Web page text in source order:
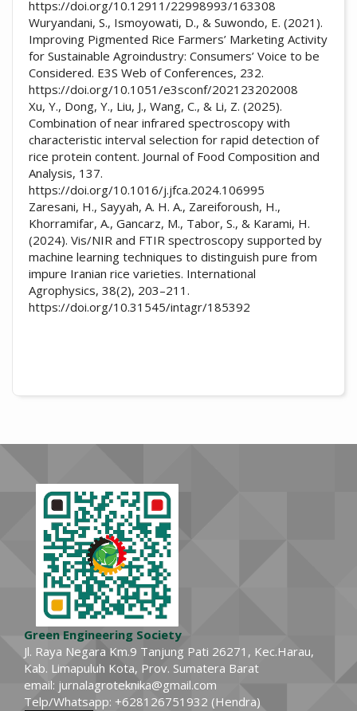
https://doi.org/10.12911/22998993/163308
Wuryandani, S., Ismoyowati, D., & Suwondo, E. (2021).
Improving Pigmented Rice Farmers’ Marketing Activity
for Sustainable Agroindustry: Consumers’ Voice to be
Considered. E3S Web of Conferences, 232.
https://doi.org/10.1051/e3sconf/202123202008
Xu, Y., Dong, Y., Liu, J., Wang, C., & Li, Z. (2025).
Combination of near infrared spectroscopy with
characteristic interval selection for rapid detection of
rice protein content. Journal of Food Composition and
Analysis, 137.
https://doi.org/10.1016/j.jfca.2024.106995
Zaresani, H., Sayyah, A. H. A., Zareiforoush, H.,
Khorramifar, A., Gancarz, M., Tabor, S., & Karami, H.
(2024). Vis/NIR and FTIR spectroscopy supported by
machine learning techniques to distinguish pure from
impure Iranian rice varieties. International
Agrophysics, 38(2), 203–211.
https://doi.org/10.31545/intagr/185392
Green Engineering Society
Jl. Raya Negara Km.9 Tanjung Pati 26271, Kec.Harau,
Kab. Limapuluh Kota, Prov. Sumatera Barat
email: jurnalagroteknika@gmail.com
Telp/Whatsapp: +628126751932 (Hendra)